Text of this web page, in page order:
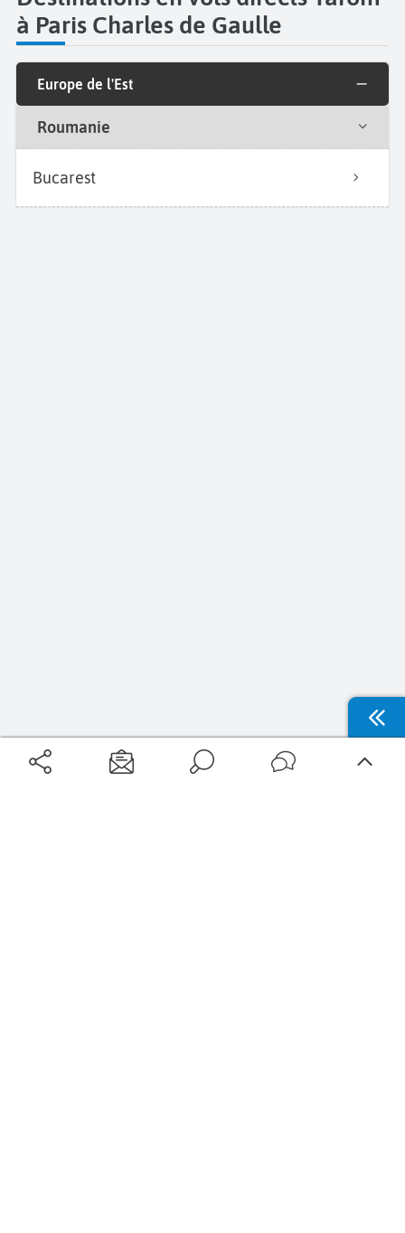
à Paris Charles de Gaulle
Europe de l'Est
Roumanie
Bucarest